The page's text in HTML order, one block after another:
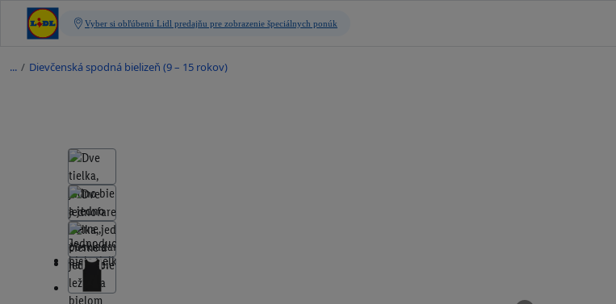
/ Dievčenská spodná bielizeň (9 – 15 rokov)